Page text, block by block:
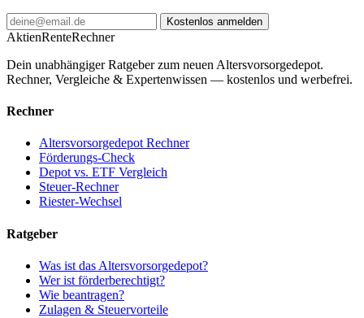
Kostenlos anmelden
AktienRenteRechner
Dein unabhängiger Ratgeber zum neuen Altersvorsorgedepot.
Rechner, Vergleiche & Expertenwissen — kostenlos und werbefrei.
Rechner
Altersvorsorgedepot Rechner
Förderungs-Check
Depot vs. ETF Vergleich
Steuer-Rechner
Riester-Wechsel
Ratgeber
Was ist das Altersvorsorgedepot?
Wer ist förderberechtigt?
Wie beantragen?
Zulagen & Steuervorteile